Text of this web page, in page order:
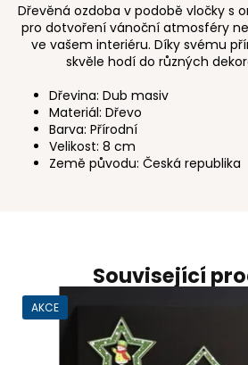
Související
AKCE
Dřevěná ozdoba v podobě vločky s
pro dotvoření vánoční atmosféry
ve vašem interiéru. Díky svému
skvěle hodí do různých
Dřevina: Dub masiv
Materiál: Dřevo
Barva: Přírodní
Velikost: 8 cm
Země původu: Česká republika